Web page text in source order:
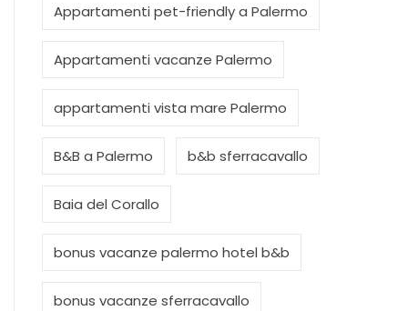
Appartamenti pet-friendly a Palermo
Appartamenti vacanze Palermo
appartamenti vista mare Palermo
B&B a Palermo b&b sferracavallo
Baia del Corallo
bonus vacanze palermo hotel b&b
bonus vacanze sferracavallo